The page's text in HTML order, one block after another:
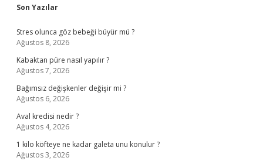
Sidebar
Son Yazılar
Stres olunca göz bebeği büyür mü ?
Ağustos 8, 2026
Kabaktan püre nasıl yapılır ?
Ağustos 7, 2026
Bağımsız değişkenler değişir mi ?
Ağustos 6, 2026
Aval kredisi nedir ?
Ağustos 4, 2026
1 kilo köfteye ne kadar galeta unu konulur ?
Ağustos 3, 2026